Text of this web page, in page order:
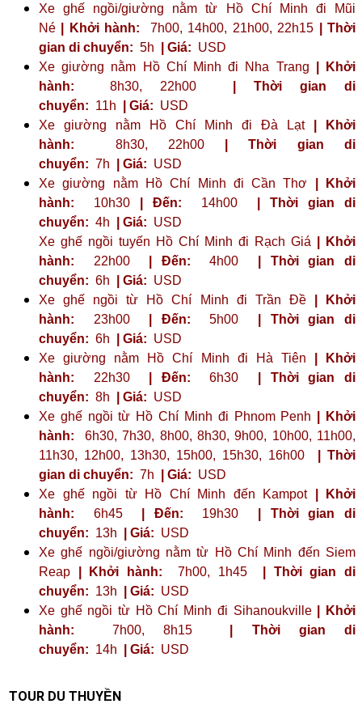
Xe ghế ngồi/giường nằm từ Hồ Chí Minh đi Mũi
Né
| Khởi hành: 7h00, 14h00, 21h00, 22h15
| Thời
gian di chuyển: 5h | Giá: USD
Xe giường nằm Hồ Chí Minh đi Nha Trang
| Khởi
hành: 8h30, 22h00
| Thời gian di
chuyển: 11h | Giá: USD
Xe giường nằm Hồ Chí Minh đi Đà Lạt
| Khởi
hành: 8h30, 22h00
| Thời gian di
chuyển: 7h | Giá: USD
Xe giường nằm Hồ Chí Minh đi Cần Thơ
| Khởi
hành: 10h30 | Đến: 14h00
| Thời gian di
chuyển: 4h | Giá: USD
Xe ghế ngồi tuyến Hồ Chí Minh đi Rạch Giá
| Khởi
hành: 22h00 | Đến: 4h00
| Thời gian di
chuyển: 6h | Giá: USD
Xe ghế ngồi từ Hồ Chí Minh đi Trần Đề
| Khởi
hành: 23h00 | Đến: 5h00
| Thời gian di
chuyển: 6h | Giá: USD
Xe giường nằm Hồ Chí Minh đi Hà Tiên
| Khởi
hành: 22h30 | Đến: 6h30
| Thời gian di
chuyển: 8h | Giá: USD
Xe ghế ngồi từ Hồ Chí Minh đi Phnom Penh
| Khởi
hành: 6h30, 7h30, 8h00, 8h30, 9h00, 10h00, 11h00,
11h30, 12h00, 13h30, 15h00, 15h30, 16h00
| Thời
gian di chuyển: 7h | Giá: USD
Xe ghế ngồi từ Hồ Chí Minh đến Kampot
| Khởi
hành: 6h45 | Đến: 19h30
| Thời gian di
chuyển: 13h | Giá: USD
Xe ghế ngồi/giường nằm từ Hồ Chí Minh đến Siem
Reap
| Khởi hành: 7h00, 1h45
| Thời gian di
chuyển: 13h | Giá: USD
Xe ghế ngồi từ Hồ Chí Minh đi Sihanoukville
| Khởi
hành: 7h00, 8h15
| Thời gian di
chuyển: 14h | Giá: USD
TOUR DU THUYỀN